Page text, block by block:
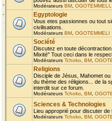
Modérateurs BM OGOTEMMELI
Egyptologie
Vous etes passionnes ou tout
civilisations.
Modérateurs BM OGOTEMMELI
Société
Discutez en toute
Mixité" Tout ceci dans le
Modérateurs Tchoko BM
Religions
Disciple de Jésus, Mahomet
du thème des réligions... de la
interdit sur ce forum.
Modérateurs Tchoko BM
Sciences & Technologies
Lieu approprié pour discuter
Modérateurs Tchoko BM